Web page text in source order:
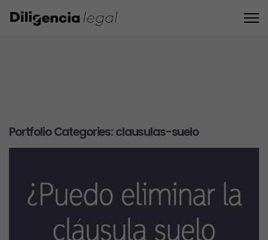
Portfolio Categories:clausulas-suelo